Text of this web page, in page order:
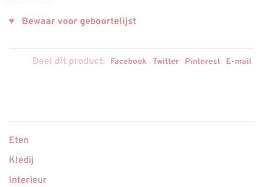
♥ Bewaar voor geboortelijst
Deel dit product: Facebook Twitter Pinterest E-mail
Eten
Kledij
Interieur